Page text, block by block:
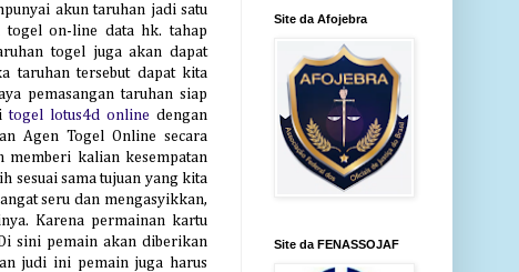
akun taruhan jadi satu
togel on-line data hk. tahap
togel juga akan dapat
taruhan tersebut dapat kita
pemasangan taruhan siap
togel lotus4d online dengan
Agen Togel Online secara
memberi kalian kesempatan
sesuai sama tujuan yang kita
seru dan mengasyikkan,
Karena permainan kartu
sini pemain akan diberikan
judi ini pemain juga harus
Site da Afojebra
Site da FENASSOJAF